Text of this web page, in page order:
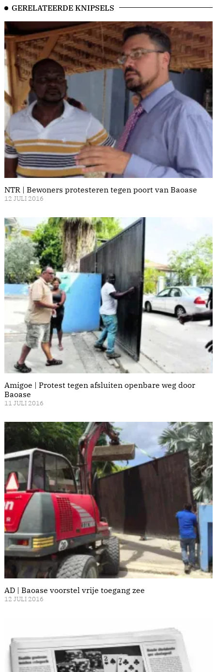
GERELATEERDE KNIPSELS
NTR | Bewoners protesteren tegen poort van Baoase
12 JULI 2016
Amigoe | Protest tegen afsluiten openbare weg door
Baoase
11 JULI 2016
AD | Baoase voorstel vrije toegang zee
12 JULI 2016